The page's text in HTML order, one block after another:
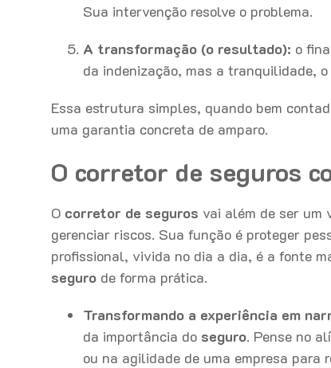
Sua intervenção resolve o problema.
A transformação (o resultado): o
da indenização, mas a tranquilidade,
Essa estrutura simples, quando bem
uma garantia concreta de amparo.
O corretor de seguros
O corretor de seguros vai além de ser um
gerenciar riscos. Sua função é proteger
profissional, vivida no dia a dia, é a fonte
seguro de forma prática.
Transformando a experiência em
da importância do seguro. Pense no
ou na agilidade de uma empresa para